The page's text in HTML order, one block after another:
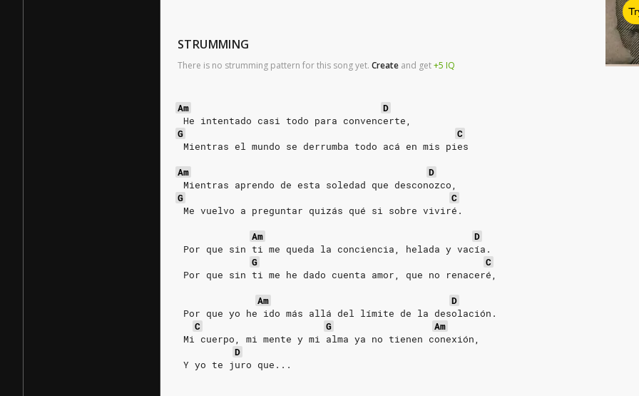
STRUMMING
There is no strumming pattern for this song yet. Create and get+5 IQ
Am
D
He intentado casi todo para convencerte,
G
C
Mientras el mundo se derrumba todo acá en mis pies
Am
D
Mientras aprendo de esta soledad que desconozco,
G
C
Me vuelvo a preguntar quizás qué si sobre viviré.
Am
D
Por que sin ti me queda la conciencia, helada y vacía.
G
C
Por que sin ti me he dado cuenta amor, que no renaceré,
Am
D
Por que yo he ido más allá del límite de la desolación.
C
G
Am
Mi cuerpo, mi mente y mi alma ya no tienen conexión,
D
Y yo te juro que...